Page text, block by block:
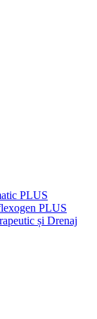
PLUS
PLUS
și Drenaj